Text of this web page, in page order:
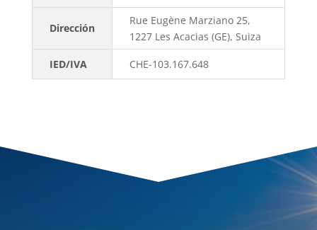
Dirección
Rue Eugène Marziano 25,
1227 Les Acacias (GE), Suiza
IED/IVA CHE-103.167.648